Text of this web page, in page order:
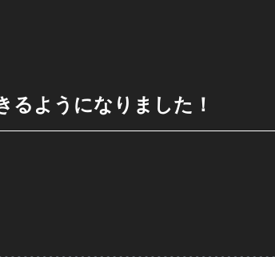
るようになりました！